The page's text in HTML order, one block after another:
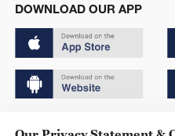
DOWNLOAD OUR APP